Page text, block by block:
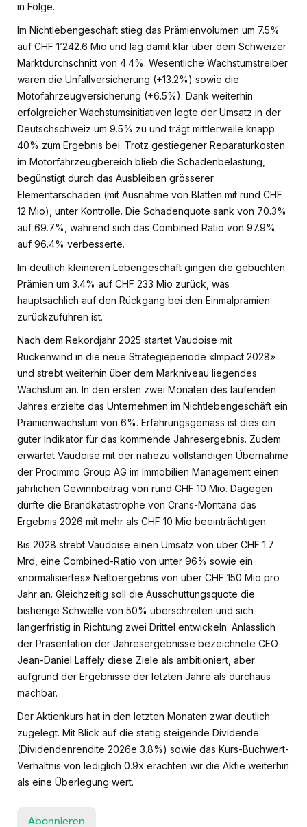
in Folge.
Im Nichtlebengeschäft stieg das Prämienvolumen um 7.5%
auf CHF 1’242.6 Mio und lag damit klar über dem Schweizer
Marktdurchschnitt von 4.4%. Wesentliche Wachstumstreiber
waren die Unfallversicherung (+13.2%) sowie die
Motofahrzeugversicherung (+6.5%). Dank weiterhin
erfolgreicher Wachstumsinitiativen legte der Umsatz in der
Deutschschweiz um 9.5% zu und trägt mittlerweile knapp
40% zum Ergebnis bei. Trotz gestiegener Reparaturkosten
im Motorfahrzeugbereich blieb die Schadenbelastung,
begünstigt durch das Ausbleiben grösserer
Elementarschäden (mit Ausnahme von Blatten mit rund CHF
12 Mio), unter Kontrolle. Die Schadenquote sank von 70.3%
auf 69.7%, während sich das Combined Ratio von 97.9%
auf 96.4% verbesserte.
Im deutlich kleineren Lebengeschäft gingen die gebuchten
Prämien um 3.4% auf CHF 233 Mio zurück, was
hauptsächlich auf den Rückgang bei den Einmalprämien
zurückzuführen ist.
Nach dem Rekordjahr 2025 startet Vaudoise mit
Rückenwind in die neue Strategieperiode «Impact 2028»
und strebt weiterhin über dem Markniveau liegendes
Wachstum an. In den ersten zwei Monaten des laufenden
Jahres erzielte das Unternehmen im Nichtlebengeschäft ein
Prämienwachstum von 6%. Erfahrungsgemäss ist dies ein
guter Indikator für das kommende Jahresergebnis. Zudem
erwartet Vaudoise mit der nahezu vollständigen Übernahme
der Procimmo Group AG im Immobilien Management einen
jährlichen Gewinnbeitrag von rund CHF 10 Mio. Dagegen
dürfte die Brandkatastrophe von Crans-Montana das
Ergebnis 2026 mit mehr als CHF 10 Mio beeinträchtigen.
Bis 2028 strebt Vaudoise einen Umsatz von über CHF 1.7
Mrd, eine Combined-Ratio von unter 96% sowie ein
«normalisiertes» Nettoergebnis von über CHF 150 Mio pro
Jahr an. Gleichzeitig soll die Ausschüttungsquote die
bisherige Schwelle von 50% überschreiten und sich
längerfristig in Richtung zwei Drittel entwickeln. Anlässlich
der Präsentation der Jahresergebnisse bezeichnete CEO
Jean-Daniel Laffely diese Ziele als ambitioniert, aber
aufgrund der Ergebnisse der letzten Jahre als durchaus
machbar.
Der Aktienkurs hat in den letzten Monaten zwar deutlich
zugelegt. Mit Blick auf die stetig steigende Dividende
(Dividendenrendite 2026e 3.8%) sowie das Kurs-Buchwert-
Verhältnis von lediglich 0.9x erachten wir die Aktie weiterhin
als eine Überlegung wert.
Abonnieren